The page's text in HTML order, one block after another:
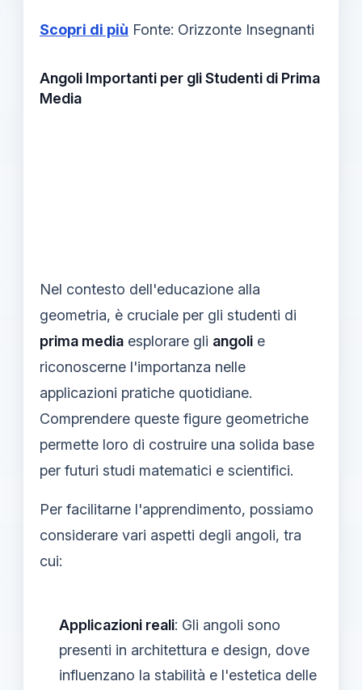
Scopri di più Fonte: Orizzonte Insegnanti
Angoli Importanti per gli Studenti di Prima
Media
Nel contesto dell'educazione alla
geometria, è cruciale per gli studenti di
prima media esplorare gli angoli e
riconoscerne l'importanza nelle
applicazioni pratiche quotidiane.
Comprendere queste figure geometriche
permette loro di costruire una solida base
per futuri studi matematici e scientifici.
Per facilitarne l'apprendimento, possiamo
considerare vari aspetti degli angoli, tra
cui:
Applicazioni reali: Gli angoli sono
presenti in architettura e design, dove
influenzano la stabilità e l'estetica delle